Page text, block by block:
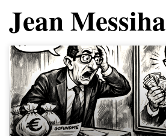
Jean Messiha